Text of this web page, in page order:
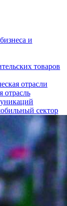
и
товаров
отрасли
отрасль
сектор